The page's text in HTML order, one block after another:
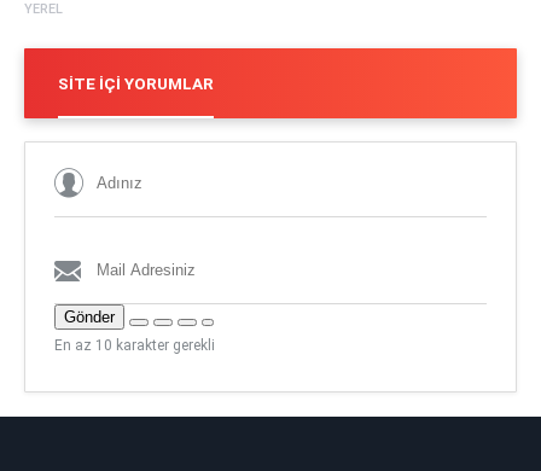
YEREL
SITE İÇI YORUMLAR
Gönder
En az 10 karakter gerekli